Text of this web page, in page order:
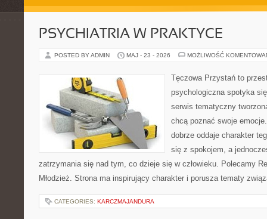
PSYCHIATRIA W PRAKTYCE
POSTED BY ADMIN MAJ - 23 - 2026 MOŻLIWOŚĆ
Tęczowa Przystań to
psychologiczna spotyka
serwis tematyczny
chcą poznać swoje
dobrze oddaje charakter
się z spokojem, a
zatrzymania się nad tym, co dzieje się w człowieku. Polecamy
Młodzież. Strona ma inspirujący charakter i porusza tematy
CATEGORIES: KARCZMAJANDURA